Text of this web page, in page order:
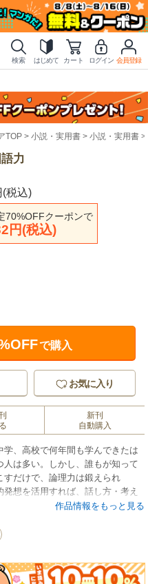
検索 はじめて カート ログイン 会員登録
TOP 小説・実用書 小説・実用書
力
(税込)
70%OFFクーポンで
円(税込)
で購入
お気に入り
新刊
自動購入
、高校で何年間も学んできたは
は多い。しかし、誰もが知って
すだけで、論理力は鍛えられ
想を活用すれば、話し方・考え
にも役立つ。さぁ、「数学力」を
作品情報をもっと見る